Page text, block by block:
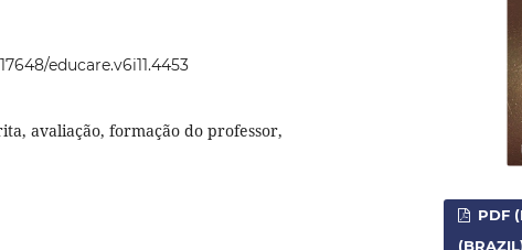
educare.v6i11.4453
avaliação, formação do professor,
PDF